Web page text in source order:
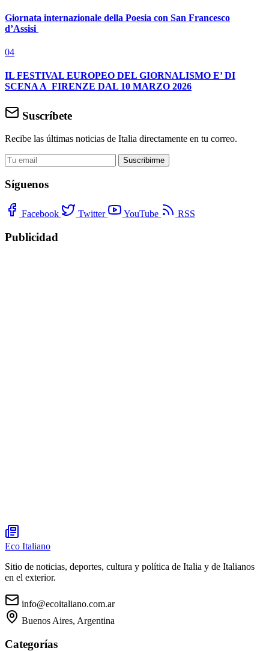
Giornata internazionale della Poesia con San Francesco
d’Assisi
04
IL FESTIVAL EUROPEO DEL GIORNALISMO E’ DI
SCENA A FIRENZE DAL 10 MARZO 2026
Suscríbete
Recibe las últimas noticias de Italia directamente en tu correo.
Suscribirme
Síguenos
Facebook Twitter YouTube RSS
Publicidad
Eco Italiano
Sitio de noticias, deportes, cultura y política de Italia y de Italianos
en el exterior.
info@ecoitaliano.com.ar
Buenos Aires, Argentina
Categorías